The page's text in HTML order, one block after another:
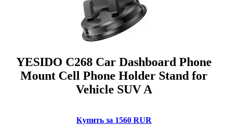
YESIDO C268 Car Dashboard Phone
Mount Cell Phone Holder Stand for
Vehicle SUV A
Купить за 1560 RUR